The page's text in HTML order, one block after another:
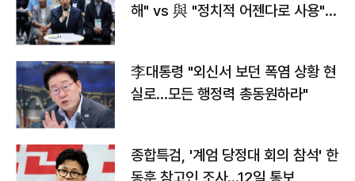
해" vs 與 "정치적 어젠다로 사용"
李대통령 "외신서 보던 폭염 상황 현
실로…모든 행정력 총동원하라"
종합특검, '계엄 당정대 회의 참석' 한
동훈 참고인 조사...12일 통보